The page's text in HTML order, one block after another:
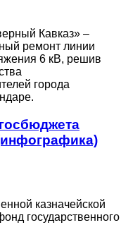
Кавказ» –
ремонт линии
6 кВ, решив
города
казначейской
государственного